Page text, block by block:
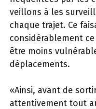
veillons à les
chaque trajet. Ce
considérablement
être moins
déplacements.
«Ainsi, avant de
attentivement tout